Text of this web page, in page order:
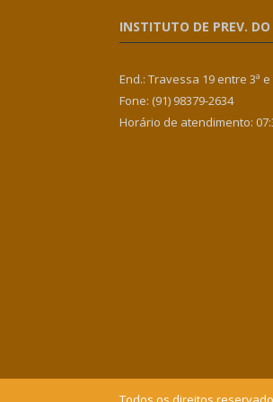
INSTITUTO DE PREV.
End.: Travessa 19 entre 3ª e
Fone: (91) 98379-2634
Horário de atendimento: